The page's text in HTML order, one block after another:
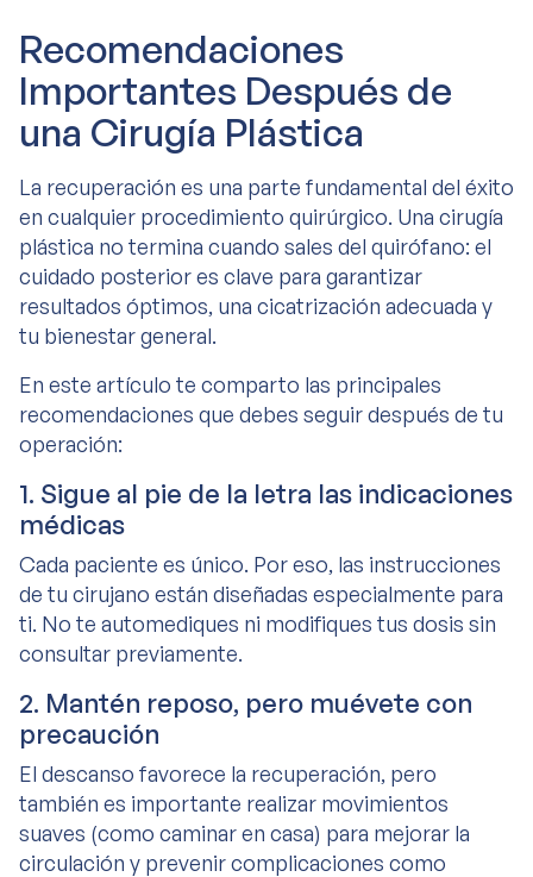
Recomendaciones
Importantes Después de
una Cirugía Plástica
La recuperación es una parte fundamental del éxito
en cualquier procedimiento quirúrgico. Una cirugía
plástica no termina cuando sales del quirófano: el
cuidado posterior es clave para garantizar
resultados óptimos, una cicatrización adecuada y
tu bienestar general.
En este artículo te comparto las principales
recomendaciones que debes seguir después de tu
operación:
1. Sigue al pie de la letra las indicaciones
médicas
Cada paciente es único. Por eso, las instrucciones
de tu cirujano están diseñadas especialmente para
ti. No te automediques ni modifiques tus dosis sin
consultar previamente.
2. Mantén reposo, pero muévete con
precaución
El descanso favorece la recuperación, pero
también es importante realizar movimientos
suaves (como caminar en casa) para mejorar la
circulación y prevenir complicaciones como